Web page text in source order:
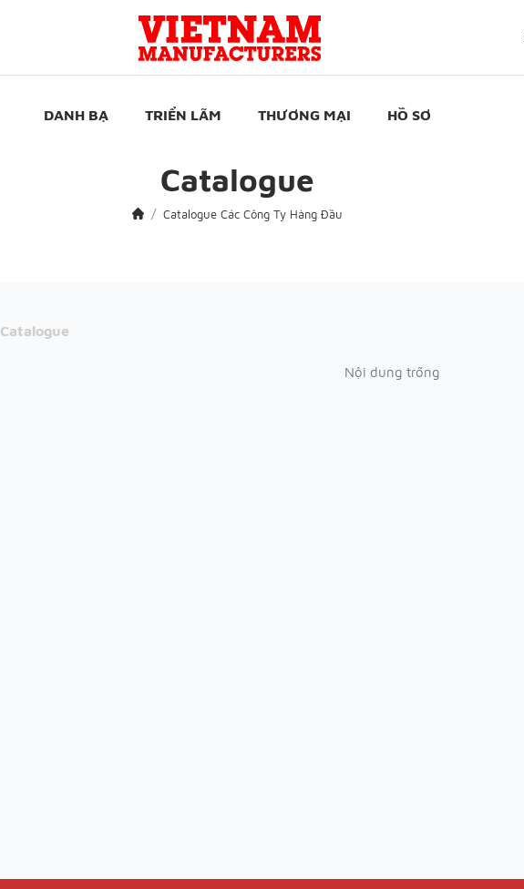
DANH BẠ TRIỂN LÃM THƯƠNG MẠI HỒ SƠ
Catalogue
Catalogue Các Công Ty Hàng Đầu
Catalogue
Nội dung trống